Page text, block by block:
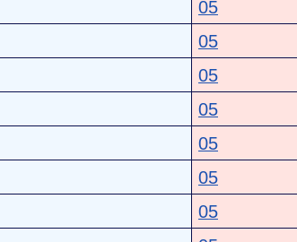
05
05
05
05
05
05
05